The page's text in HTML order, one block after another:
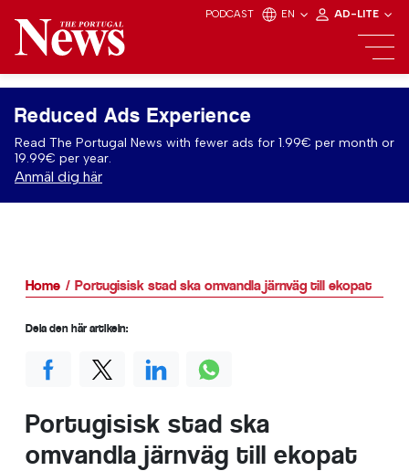
PODCAST EN AD-LITE
Reduced Ads Experience
Read The Portugal News with fewer ads for 1.99€ per month or
19.99€ per year.
Anmäl dig här
Home Portugisisk stad ska omvandla järnväg till ekopat
Portugisisk stad ska
omvandla järnväg till ekopat
Dela den här artikeln: